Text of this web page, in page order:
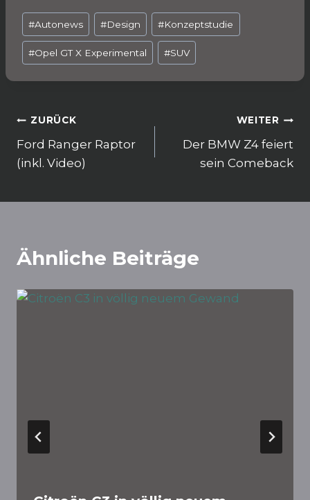
c
e
b
o
k
ai
l
a
ts
A
p
e
g
ra
m
le
n
Schlagworte:
#Autonews #Design #Konzeptstudie
#Opel GT X Experimental #SUV
Beitragsnavigation
ZURÜCK
Ford Ranger Raptor
(inkl. Video)
WEITER
Der BMW Z4 feiert
sein Comeback
Ähnliche Beiträge